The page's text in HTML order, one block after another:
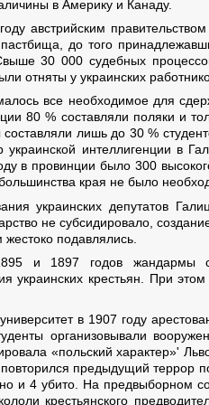
в Америку и Канаду.
австрийским
до того
30 000 судебных
отняты у украинских
все необходимое для
80 % составляли поляки и
составляли лишь до 30 %
украинской интеллигенции в
в провинции было 300
края не было
украинских депутатов
не субсидировало,
подавлялись.
и 1897 годов жандармы
украинских крестьян. При
в 1907 году
организовывали
«польский характер»'
предыдущий террор
и 4 убито. На предвыборном
крестьянского